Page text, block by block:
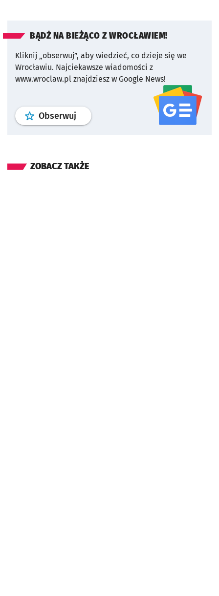
BĄDŹ NA BIEŻĄCO Z WROCŁAWIEM!
Kliknij „obserwuj”, aby wiedzieć, co dzieje się we
Wrocławiu. Najciekawsze wiadomości z
www.wroclaw.pl znajdziesz w Google News!
Obserwuj profil serwisu
ZOBACZ TAKŻE